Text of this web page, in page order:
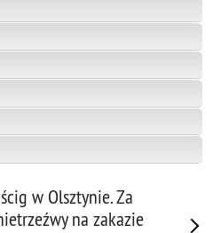
w Olsztynie. Za
na zakazie